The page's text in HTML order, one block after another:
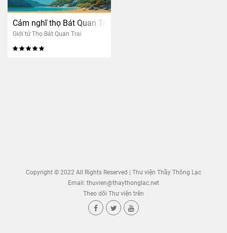
Cảm nghĩ thọ Bát Quan Trai
Giới tử Thọ Bát Quan Trai
Copyright © 2022 All Rights Reserved | Thư viện Thầy Thông Lạc
Email: thuvien@thaythonglac.net
Theo dõi Thư viện trên